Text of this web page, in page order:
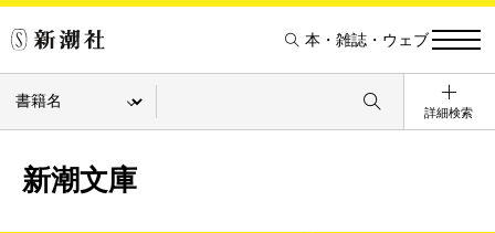
本・雑誌・ウェブ
詳細検索
新潮文庫